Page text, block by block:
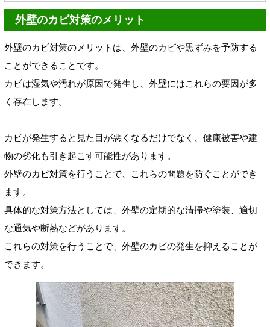
外壁のカビ対策のメリット
外壁のカビ対策のメリットは、外壁のカビや黒ずみを予防する
ことができることです。
カビは湿気や汚れが原因で発生し、外壁にはこれらの要因が多
く存在します。
カビが発生すると見た目が悪くなるだけでなく、健康被害や建
物の劣化も引き起こす可能性があります。
外壁のカビ対策を行うことで、これらの問題を防ぐことができ
ます。
具体的な対策方法としては、外壁の定期的な清掃や塗装、適切
な通気や断熱などがあります。
これらの対策を行うことで、外壁のカビの発生を抑えることが
できます。